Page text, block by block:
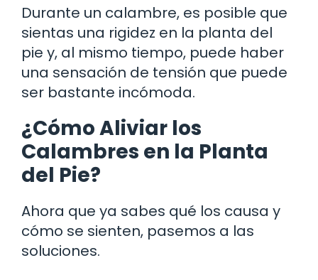
Durante un calambre, es posible que
sientas una rigidez en la planta del
pie y, al mismo tiempo, puede haber
una sensación de tensión que puede
ser bastante incómoda.
¿Cómo Aliviar los
Calambres en la Planta
del Pie?
Ahora que ya sabes qué los causa y
cómo se sienten, pasemos a las
soluciones.